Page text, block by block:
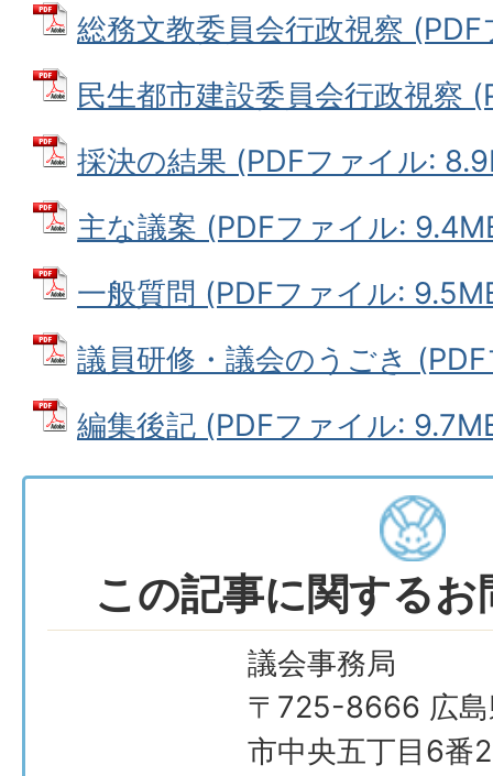
総務文教委員会行政視察
民生都市建設委員会行政視察
採決の結果 (PDFファイル:
主な議案 (PDFファイル:
一般質問 (PDFファイル:
議員研修・議会のうごき
編集後記 (PDFファイル:
この記事に関する
議会事務局
〒725-8666 広島
市中央五丁目6番